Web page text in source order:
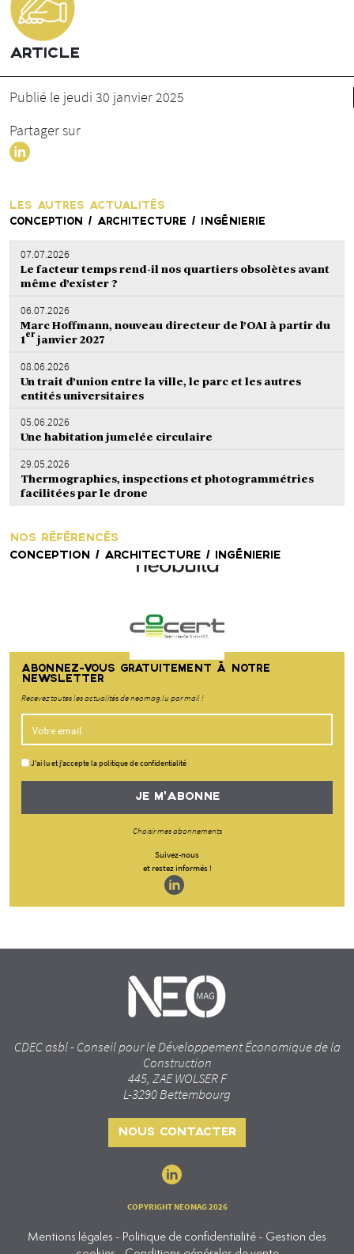
ARTICLE
Publié le jeudi 30 janvier 2025
Partager sur
LES AUTRES ACTUALITÉS
CONCEPTION / ARCHITECTURE / INGÉNIERIE
07.07.2026
Le facteur temps rend-il nos quartiers obsolètes avant
même d’exister ?
06.07.2026
Marc Hoffmann, nouveau directeur de l’OAI à partir du
1er janvier 2027
08.06.2026
Un trait d’union entre la ville, le parc et les autres
entités universitaires
05.06.2026
Une habitation jumelée circulaire
29.05.2026
Thermographies, inspections et photogrammétries
facilitées par le drone
NOS RÉFÉRENCÉS
CONCEPTION / ARCHITECTURE / INGÉNIERIE
ABONNEZ-VOUS GRATUITEMENT À NOTRE
Suivez-nous
et restez informés !
CDEC asbl - Conseil pour le Développement Économique de la
Construction
445, ZAE WOLSER F
L-3290 Bettembourg
Mentions légales - Politique de confidentialité - Gestion des